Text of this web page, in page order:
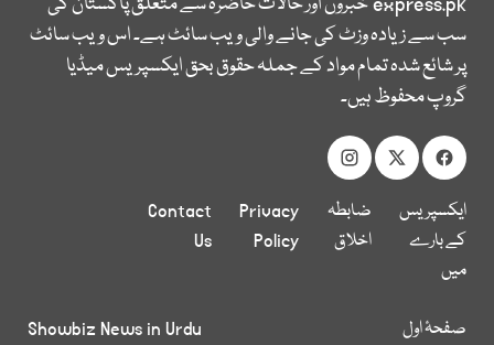
سب سے زیادہ وزٹ کی جانے والی ویب سائٹ ہے۔ اس ویب سائٹ
پر شائع شدہ تمام مواد کے جملہ حقوق بحق ایکسپریس میڈیا
گروپ محفوظ ہیں۔
ایکسپریس
کے بارے
میں
ضابطہ
اخلاق
Privacy
Policy
Contact
Us
صفحۂ اول
Showbiz News in Urdu